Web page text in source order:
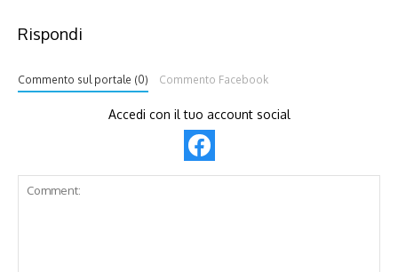
Rispondi
Commento sul portale (0) Commento Facebook
Accedi con il tuo account social